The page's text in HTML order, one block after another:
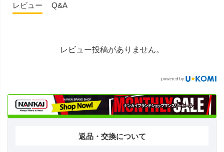
レビュー Q&A
レビュー投稿がありません。
返品・交換について